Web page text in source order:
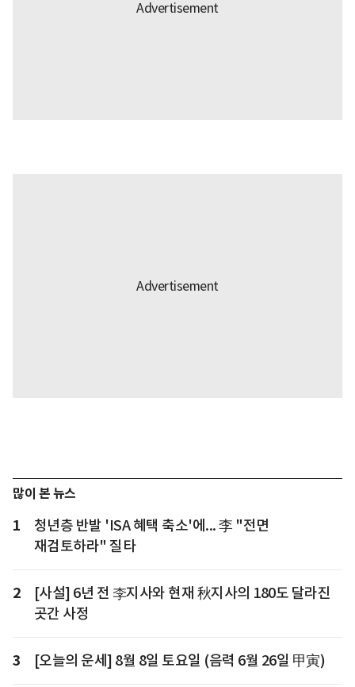
많이 본 뉴스
1
청년층 반발 'ISA 혜택 축소'에... 李 "전면
재검토하라" 질타
2
[사설] 6년 전 李지사와 현재 秋지사의 180도 달라진
곳간 사정
3 [오늘의 운세] 8월 8일 토요일 (음력 6월 26일 甲寅)